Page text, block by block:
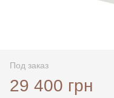
Под заказ
29 400 грн